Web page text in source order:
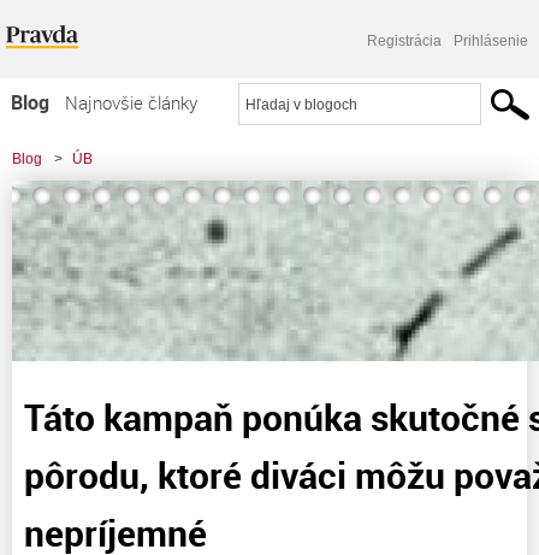
Registrácia Prihlásenie
Blog
Najnovšie články
Najčítanejšie články
Najkomentovanejšie články
Zoznam blogov
Komerčné blogy
Blog > ÚB
> Táto kampaň ponúka skutočné scény z pôrodu, ktoré diváci môžu považovať
za nepríjemné
Táto kampaň ponúka skutočné
pôrodu, ktoré diváci môžu
nepríjemné